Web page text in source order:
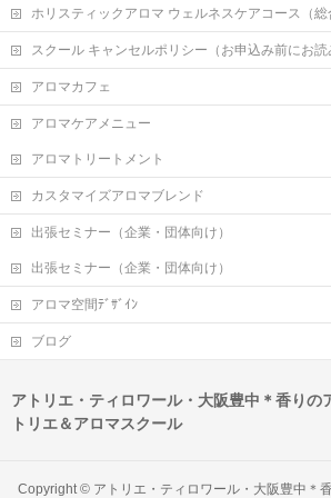
ホリスティックアロマ ウェルネスケアコース（総
スクール キャンセルポリシー（お申込み前にお読
アロマカフェ
アロマケアメニュー
アロマトリートメント
カスタマイズアロマブレンド
出張セミナー（企業・団体向け）
出張セミナー（企業・団体向け）
アロマ空間ﾃﾞｻﾞｲﾝ
ブログ
アトリエ・ティロワール・大阪豊中＊香りの
トリエ＆アロマスクール
Copyright © アトリエ・ティロワール・大阪豊中＊